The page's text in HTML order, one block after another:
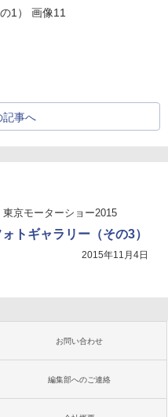
1） 画像11
記事へ
東京モーターショー2015
トギャラリー（その3）
2015年11月4日
お問い合わせ
編集部へのご連絡